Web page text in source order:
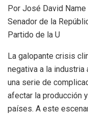
Por José David Name
Senador de la
Partido de la U
La galopante crisis
negativa a la industria
una serie de
afectar la producción
países. A este